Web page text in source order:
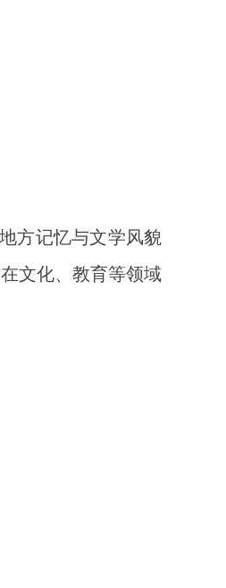
方记忆与文学风貌
文化、教育等领域